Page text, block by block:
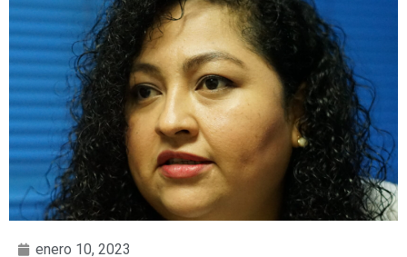
enero 10, 2023